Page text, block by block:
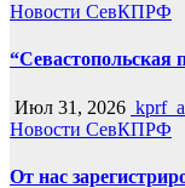
Новости СевКПРФ
“Севастопольская
Июл 31, 2026
Новости СевКПРФ
От нас